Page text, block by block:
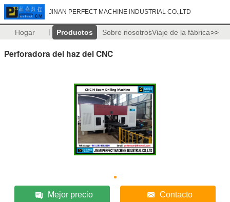
JINAN PERFECT MACHINE INDUSTRIAL CO.,LTD
Hogar Productos Sobre nosotrosViaje de la fábrica>>
Perforadora del haz del CNC
Mejor precio Contacto